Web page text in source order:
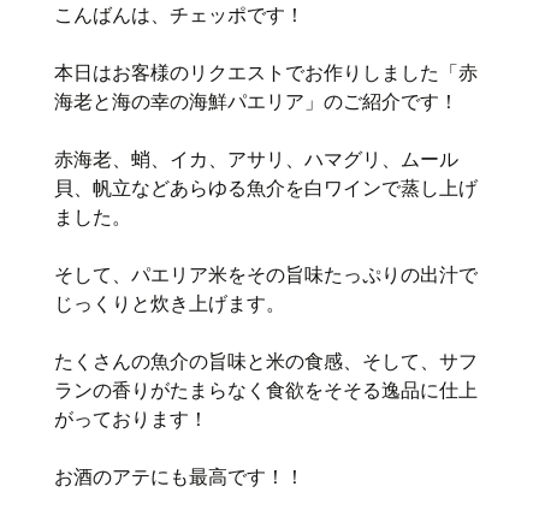
こんばんは、チェッポです！
本日はお客様のリクエストでお作りしました「赤
海老と海の幸の海鮮パエリア」のご紹介です！
赤海老、蛸、イカ、アサリ、ハマグリ、ムール
貝、帆立などあらゆる魚介を白ワインで蒸し上げ
ました。
そして、パエリア米をその旨味たっぷりの出汁で
じっくりと炊き上げます。
たくさんの魚介の旨味と米の食感、そして、サフ
ランの香りがたまらなく食欲をそそる逸品に仕上
がっております！
お酒のアテにも最高です！！